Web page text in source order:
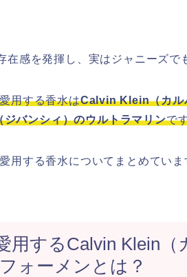
在感を発揮し、実はジャニーズで
用する香水はCalvin Klein（カル
バンシィ）のウルトラマリンで
用する香水についてまとめていま
用するCalvin Klein
ォーメンとは？